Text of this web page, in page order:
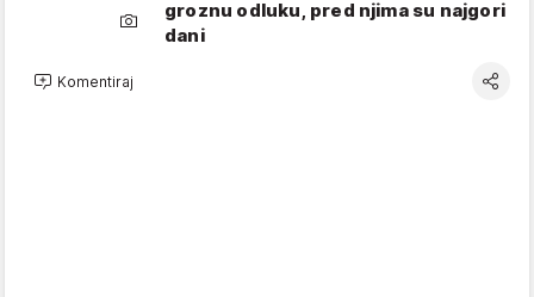
groznu odluku, pred njima su najgori
dani
Komentiraj